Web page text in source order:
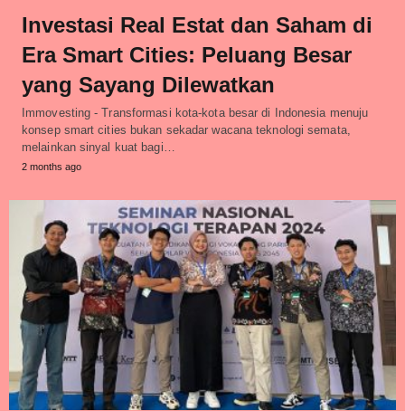
Investasi Real Estat dan Saham di
Era Smart Cities: Peluang Besar
yang Sayang Dilewatkan
Immovesting - Transformasi kota-kota besar di Indonesia menuju
konsep smart cities bukan sekadar wacana teknologi semata,
melainkan sinyal kuat bagi…
2 months ago